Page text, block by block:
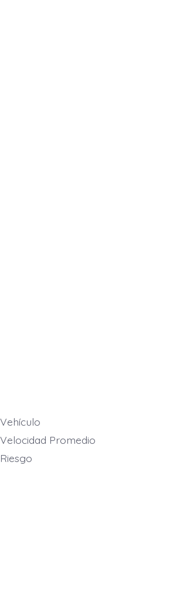
Vehículo
Velocidad Promedio
Riesgo